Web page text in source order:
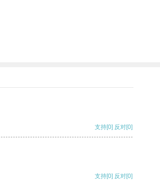
支持[0] 反对[0]
支持[0] 反对[0]